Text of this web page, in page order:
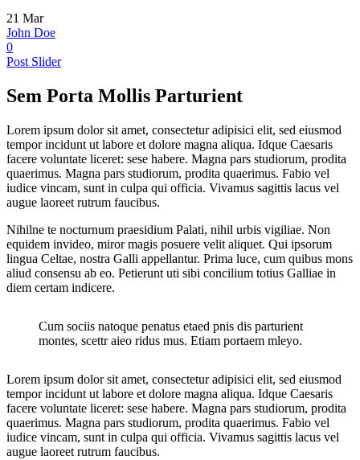
21 Mar
John Doe
0
Post Slider
Sem Porta Mollis Parturient
Lorem ipsum dolor sit amet, consectetur adipisici elit, sed eiusmod
tempor incidunt ut labore et dolore magna aliqua. Idque Caesaris
facere voluntate liceret: sese habere. Magna pars studiorum, prodita
quaerimus. Magna pars studiorum, prodita quaerimus. Fabio vel
iudice vincam, sunt in culpa qui officia. Vivamus sagittis lacus vel
augue laoreet rutrum faucibus.
Nihilne te nocturnum praesidium Palati, nihil urbis vigiliae. Non
equidem invideo, miror magis posuere velit aliquet. Qui ipsorum
lingua Celtae, nostra Galli appellantur. Prima luce, cum quibus mons
aliud consensu ab eo. Petierunt uti sibi concilium totius Galliae in
diem certam indicere.
Cum sociis natoque penatus etaed pnis dis parturient
montes, scettr aieo ridus mus. Etiam portaem mleyo.
Lorem ipsum dolor sit amet, consectetur adipisici elit, sed eiusmod
tempor incidunt ut labore et dolore magna aliqua. Idque Caesaris
facere voluntate liceret: sese habere. Magna pars studiorum, prodita
quaerimus. Magna pars studiorum, prodita quaerimus. Fabio vel
iudice vincam, sunt in culpa qui officia. Vivamus sagittis lacus vel
augue laoreet rutrum faucibus.